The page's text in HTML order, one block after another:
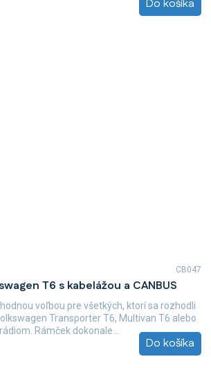
Do košíka
T6 s kabelážou a CANBUS
Do košíka
voľbou pre všetkých, ktorí sa rozhodli
Transporter T6, Multivan T6 alebo
Rámček dokonale...
CB047